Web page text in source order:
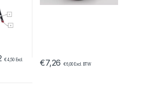
Prijsklasse: €6,05 tot €14,52
€4,50Excl.
€7,26 €6,00Excl. BTW